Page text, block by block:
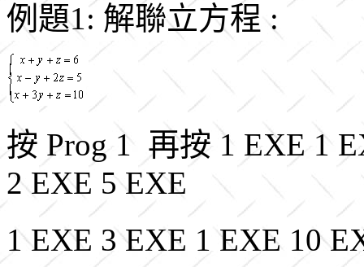
例題1: 解聯立方程 :
按 Prog 1 再按 1 EXE 1
2 EXE 5 EXE
1 EXE 3 EXE 1 EXE 10